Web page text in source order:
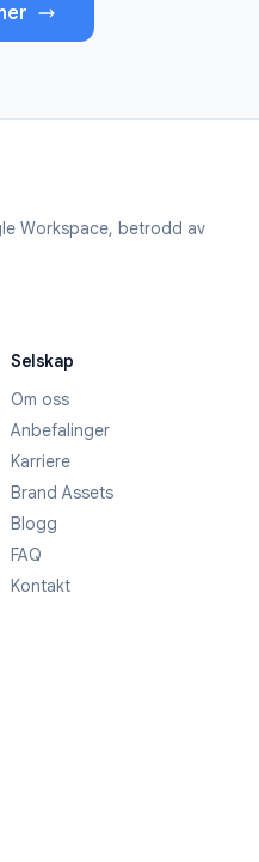
Workspace, betrodd av
Selskap
Om oss
Anbefalinger
Karriere
Brand Assets
Blogg
FAQ
Kontakt